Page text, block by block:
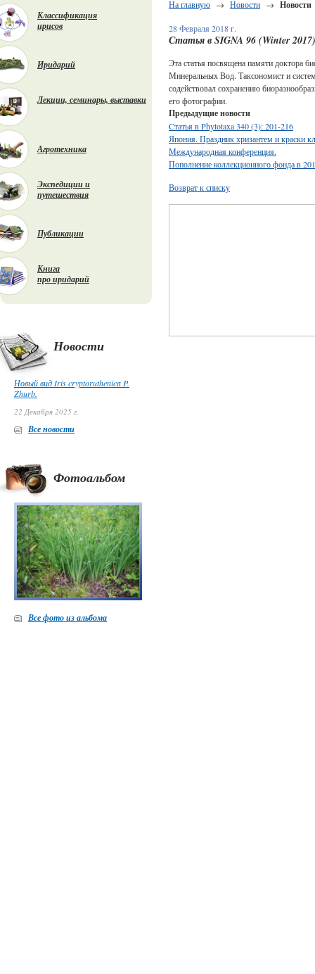
Классификация
ирисов
Иридарий
Лекции, семинары, выставки
Агротехника
Экспедиции и
путешествия
Публикации
Книга
про иридарий
Новости
Новый вид Iris cryptoruthenica P.
Zhurb.
22 Декабря 2025 г.
Все новости
Фотоальбом
Все фото из альбома
На главную → Новости → Новости
28 Февраля 2018 г.
Статья в SIGNA 96 (Winter
Эта статья посвящена памяти доктора
Минеральных Вод. Таксономист и
содействовал сохранению
его фотографии.
Предыдущие новости
Cтатья в Phytotaxa 340 (3): 201-216
Япония. Праздник хризантем и краски
Международная конференция.
Пополнение коллекционного фонда в
Возврат к списку